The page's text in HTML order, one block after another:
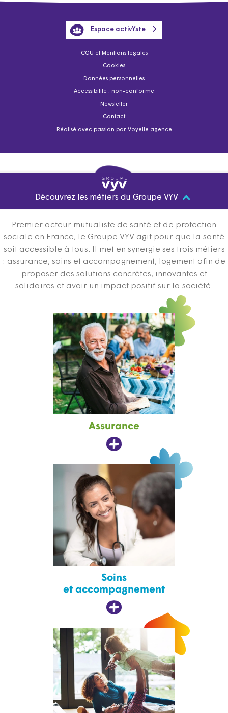
CGU et Mentions légales
Cookies
Données personnelles
Accessibilité : non-conforme
Newsletter
Contact
Réalisé avec passion par Voyelle agence
Espace activYste
Découvrez les métiers du Groupe VYV
Premier acteur mutualiste de santé et de protection
sociale en France, le Groupe VYV agit pour que la santé
soit accessible à tous. Il met en synergie ses trois métiers
: assurance, soins et accompagnement, logement afin de
proposer des solutions concrètes, innovantes et
solidaires et avoir un impact positif sur la société.
Assurance
Soins
et accompagnement